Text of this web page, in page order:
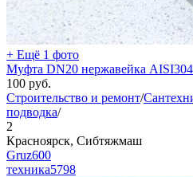
+ Ещё 1 фото
Муфта DN20 нержавейка
100 руб.
Строительство и ремонт/
подводка/
2
Красноярск, Сибтяжмаш
Gruz600
техника5798